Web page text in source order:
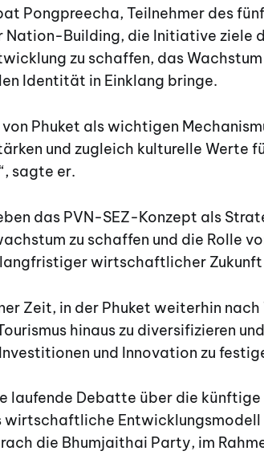
Pongpreecha, Teilnehmer des
Nation-Building, die Initiative ziele
zu schaffen, das
Identität in Einklang bringe.
Phuket als wichtigen
und zugleich kulturelle Werte
sagte er.
das PVN-SEZ-Konzept als
zu schaffen und die Rolle
wirtschaftlicher Zukunft
Zeit, in der Phuket weiterhin nach
hinaus zu diversifizieren
und Innovation zu
laufende Debatte über die künftige
wirtschaftliche Entwicklungsmodell
die Bhumjaithai Party, im